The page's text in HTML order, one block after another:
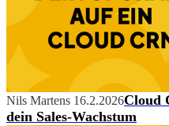
Nils Martens 16.2.2026Cloud
dein Sales-Wachstum